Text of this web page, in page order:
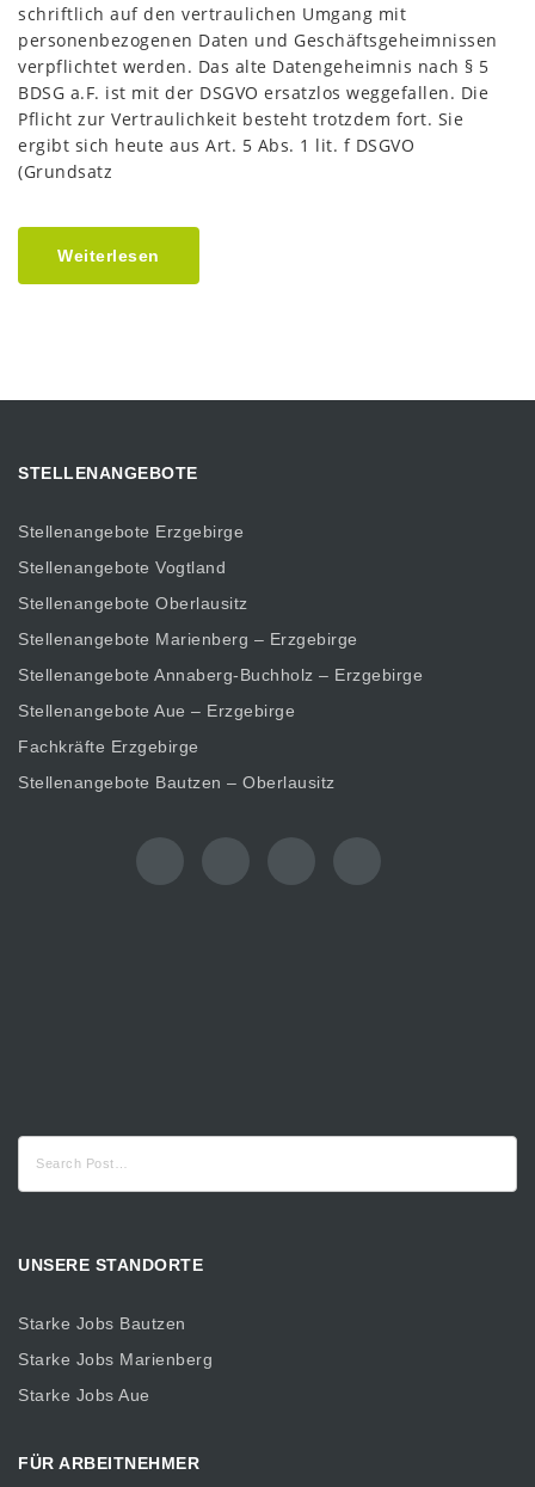
schriftlich auf den vertraulichen Umgang mit
personenbezogenen Daten und Geschäftsgeheimnissen
verpflichtet werden. Das alte Datengeheimnis nach § 5
BDSG a.F. ist mit der DSGVO ersatzlos weggefallen. Die
Pflicht zur Vertraulichkeit besteht trotzdem fort. Sie
ergibt sich heute aus Art. 5 Abs. 1 lit. f DSGVO
(Grundsatz
Weiterlesen
STELLENANGEBOTE
Stellenangebote Erzgebirge
Stellenangebote Vogtland
Stellenangebote Oberlausitz
Stellenangebote Marienberg – Erzgebirge
Stellenangebote Annaberg-Buchholz – Erzgebirge
Stellenangebote Aue – Erzgebirge
Fachkräfte Erzgebirge
Stellenangebote Bautzen – Oberlausitz
nach:
UNSERE STANDORTE
Starke Jobs Bautzen
Starke Jobs Marienberg
Starke Jobs Aue
FÜR ARBEITNEHMER